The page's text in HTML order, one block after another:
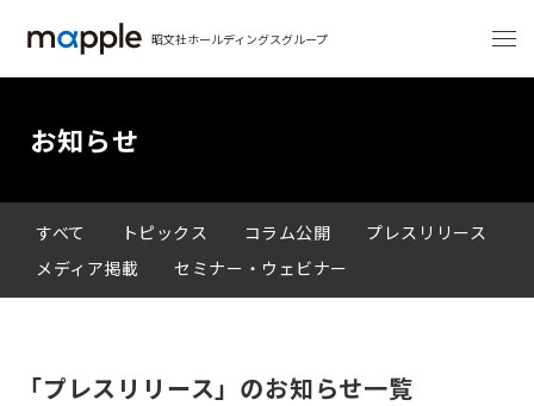
昭文社ホールディングスグループ
お知らせ
すべて トピックス コラム公開
プレスリリース
メディア掲載
セミナー・ウェビナー
「プレスリリース」のお知らせ一覧